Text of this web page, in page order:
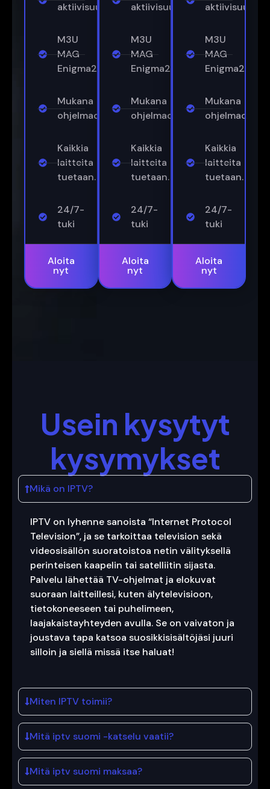
aktiivisuusajasta
M3U
MAG
Enigma2
Mukana
ohjelmaopas
Kaikkia
laitteita
tuetaan.
24/7-
tuki
Aloita
nyt
aktiivisuusajasta
M3U
MAG
Enigma2
Mukana
ohjelmaopas
Kaikkia
laitteita
tuetaan.
24/7-
tuki
Aloita
nyt
M3U
MAG
Enigma2
Mukana
ohjelmaopas
Kaikkia
laitteita
tuetaan.
24/7-
tuki
Aloita
nyt
Usein kysytyt
kysymykset
Mikä on IPTV?
IPTV on lyhenne sanoista “Internet Protocol
Television”, ja se tarkoittaa television sekä
videosisällön suoratoistoa netin välityksellä
perinteisen kaapelin tai satelliitin sijasta.
Palvelu lähettää TV-ohjelmat ja elokuvat
suoraan laitteillesi, kuten älytelevisioon,
tietokoneeseen tai puhelimeen,
laajakaistayhteyden avulla. Se on vaivaton ja
joustava tapa katsoa suosikkisisältöjäsi juuri
silloin ja siellä missä itse haluat!
Miten IPTV toimii?
Mitä iptv suomi -katselu vaatii?
Mitä iptv suomi maksaa?